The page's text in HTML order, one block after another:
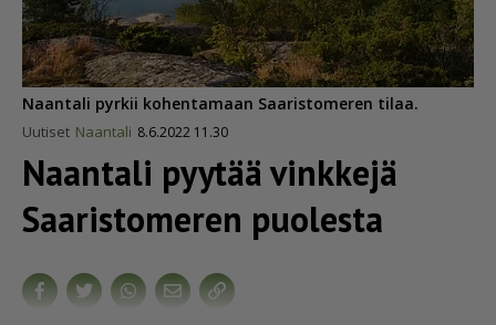
Naantali pyrkii kohentamaan Saaristomeren tilaa.
Uutiset Naantali 8.6.2022 11.30
Naantali pyytää vinkkejä
Saaristomeren puolesta